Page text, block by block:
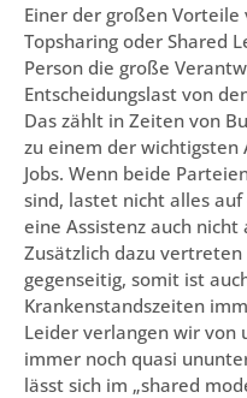
Einer der großen Vorteile
Topsharing oder Shared
Person die große
Entscheidungslast von
Das zählt in Zeiten von
zu einem der wichtigsten
Jobs. Wenn beide
sind, lastet nicht alles
eine Assistenz auch
Zusätzlich dazu
gegenseitig, somit ist
Krankenstandszeiten
Leider verlangen wir von
immer noch quasi
lässt sich im „shared